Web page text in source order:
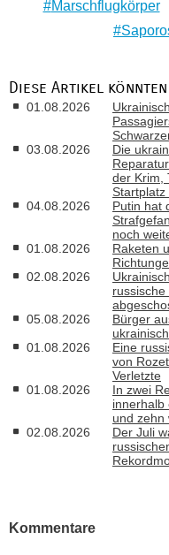
Marschflugkörper
Diese Artikel
01.08.2026
03.08.2026
Die
der Krim,
04.08.2026
Putin hat
noch
01.08.2026
Raketen
02.08.2026
05.08.2026
Bürger
01.08.2026
Eine
von
Verletzte
01.08.2026
In zwei
innerhalb
und zehn
02.08.2026
Der Juli
Kommentare